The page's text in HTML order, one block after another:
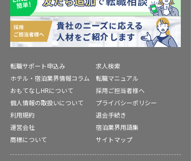
転職サポート申込み
求人検索
ホテル・宿泊業界情報コラム
転職マニュアル
おもてなしHRについて
採用ご担当者様へ
個人情報の取扱いについて
プライバシーポリシー
利用規約
退会手続き
運営会社
宿泊業界用語集
商標について
サイトマップ